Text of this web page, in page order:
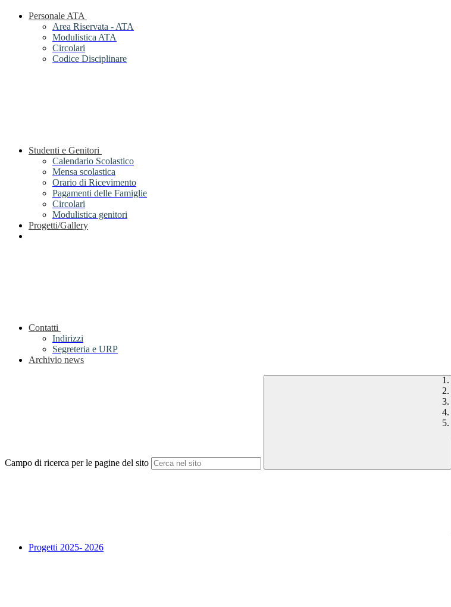
Personale ATA
Area Riservata - ATA
Modulistica ATA
Circolari
Codice Disciplinare
Studenti e Genitori
Calendario Scolastico
Mensa scolastica
Orario di Ricevimento
Pagamenti delle Famiglie
Circolari
Modulistica genitori
Progetti/Gallery
Contatti
Indirizzi
Segreteria e URP
Archivio news
Campo di ricerca per le pagine del sito
Progetti 2025- 2026